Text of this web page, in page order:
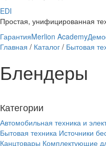
EDI
Простая, унифицированная
ГарантияMerlion Academy
Главная / Каталог / Бытовая
Блендеры
Категории
Автомобильная техника и
Бытовая техника Источники
Канцтовары Комплектующие